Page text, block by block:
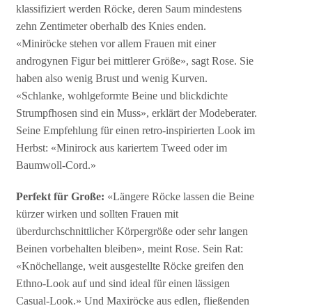
klassifiziert werden Röcke, deren Saum mindestens
zehn Zentimeter oberhalb des Knies enden.
«Miniröcke stehen vor allem Frauen mit einer
androgynen Figur bei mittlerer Größe», sagt Rose. Sie
haben also wenig Brust und wenig Kurven.
«Schlanke, wohlgeformte Beine und blickdichte
Strumpfhosen sind ein Muss», erklärt der Modeberater.
Seine Empfehlung für einen retro-inspirierten Look im
Herbst: «Minirock aus kariertem Tweed oder im
Baumwoll-Cord.»
Perfekt für Große: «Längere Röcke lassen die Beine
kürzer wirken und sollten Frauen mit
überdurchschnittlicher Körpergröße oder sehr langen
Beinen vorbehalten bleiben», meint Rose. Sein Rat:
«Knöchellange, weit ausgestellte Röcke greifen den
Ethno-Look auf und sind ideal für einen lässigen
Casual-Look.» Und Maxiröcke aus edlen, fließenden